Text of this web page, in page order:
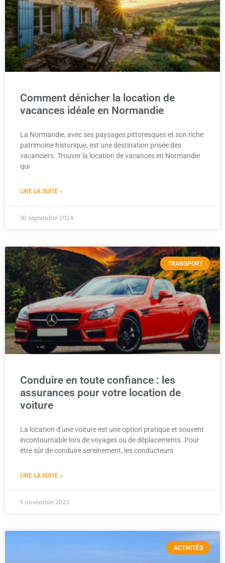
Comment dénicher la location de
vacances idéale en Normandie
La Normandie, avec ses paysages pittoresques et son riche
patrimoine historique, est une destination prisée des
vacanciers. Trouver la location de vacances en Normandie
qui
LIRE LA SUITE »
30 septembre 2024
TRANSPORT
Conduire en toute confiance : les
assurances pour votre location de
voiture
La location d’une voiture est une option pratique et souvent
incontournable lors de voyages ou de déplacements. Pour
être sûr de conduire sereinement, les conducteurs
LIRE LA SUITE »
5 novembre 2023
ACTIVITÉS